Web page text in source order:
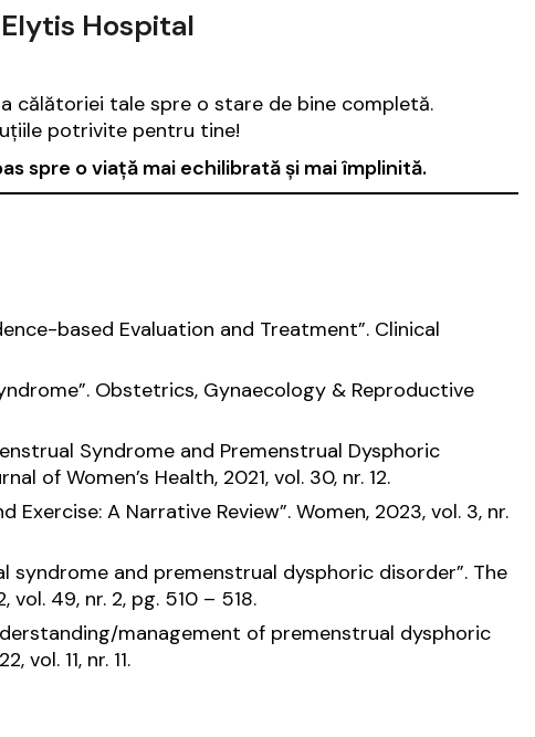
Hospital
călătoriei tale spre o stare de bine completă.
potrivite pentru tine!
spre o viață mai echilibrată și mai împlinită.
based Evaluation and Treatment”. Clinical
Obstetrics, Gynaecology & Reproductive
Syndrome and Premenstrual Dysphoric
of Women’s Health, 2021, vol. 30, nr. 12.
Exercise: A Narrative Review”. Women, 2023, vol. 3, nr.
syndrome and premenstrual dysphoric disorder”. The
vol. 49, nr. 2, pg. 510 – 518.
management of premenstrual dysphoric
vol. 11, nr. 11.